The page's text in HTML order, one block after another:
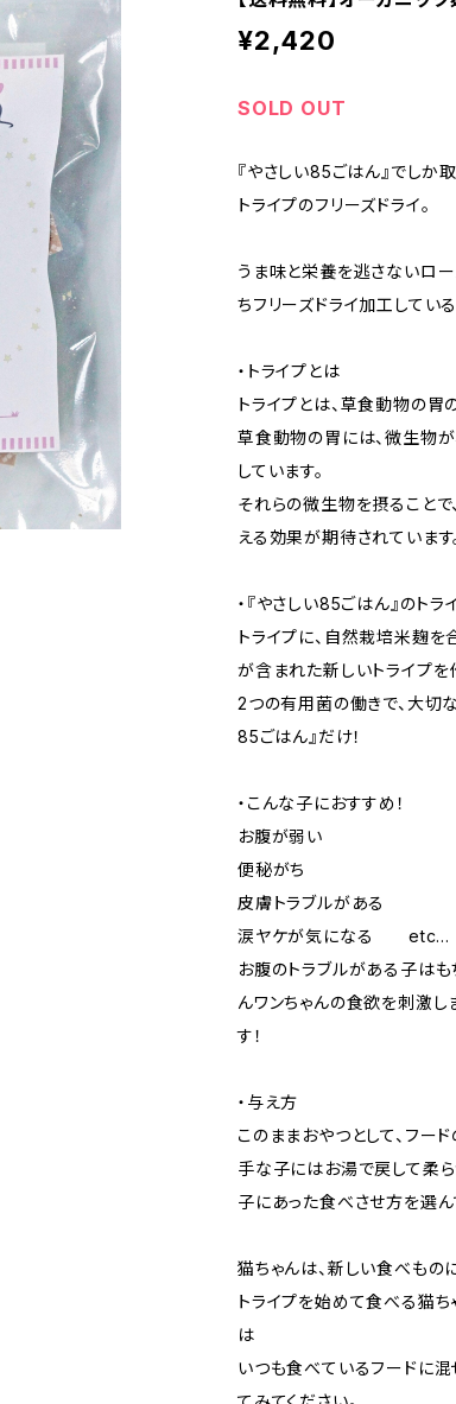
¥2,420
SOLD OUT
『やさしい85ごはん』でし
トライプのフリーズドライ。
うま味と栄養を逃さないロ
ちフリーズドライ加工してい
・トライプとは
トライプとは、草食動物の胃
草食動物の胃には、微生物
しています。
それらの微生物を摂ることで
える効果が期待されています
・『やさしい85ごはん』のト
トライプに、自然栽培米麹
が含まれた新しいトライプを
2つの有用菌の働きで、大切
85ごはん』だけ！
・こんな子におすすめ！
お腹が弱い
便秘がち
皮膚トラブルがある
涙ヤケが気になる etc…
お腹のトラブルがある子はも
んワンちゃんの食欲を刺激
す！
・与え方
このままおやつとして、フー
手な子にはお湯で戻して柔ら
子にあった食べさせ方を選ん
猫ちゃんは、新しい食べもの
トライプを始めて食べる猫
は
いつも食べているフードに混